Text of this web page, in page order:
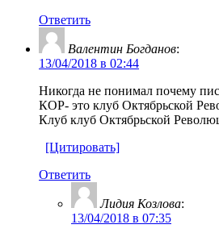
Ответить
Валентин Богданов:
13/04/2018 в 02:44
Никогда не понимал почему
КОР- это клуб Октябрьской
Клуб клуб Октябрьской
[Цитировать]
Ответить
Лидия Козлова:
13/04/2018 в 07:35